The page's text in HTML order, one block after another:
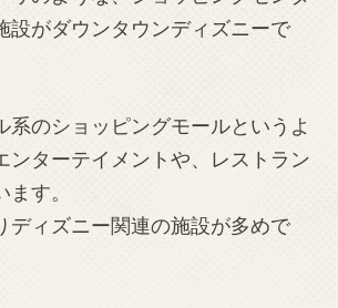
設がダウンタウンディズニーで
系のショッピングモールというよ
ンターテイメントや、レストラン
す。
ディズニー関連の施設が多めで